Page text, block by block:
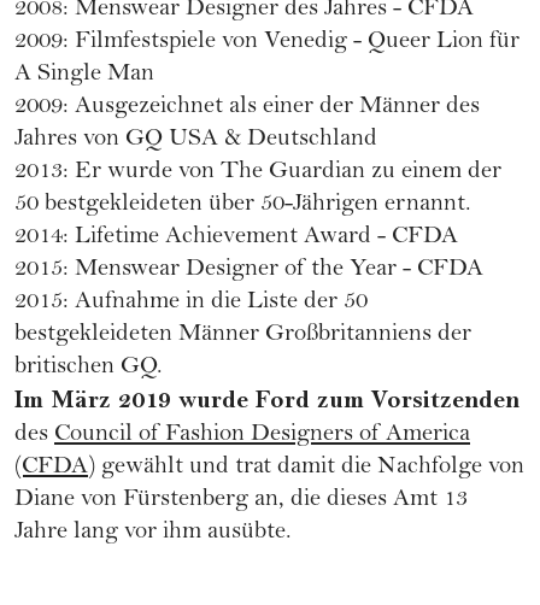
2008: Menswear Designer des Jahres - CFDA
2009: Filmfestspiele von Venedig - Queer Lion für
A Single Man
2009: Ausgezeichnet als einer der Männer des
Jahres von GQ USA & Deutschland
2013: Er wurde von The Guardian zu einem der
50 bestgekleideten über 50-Jährigen ernannt.
2014: Lifetime Achievement Award - CFDA
2015: Menswear Designer of the Year - CFDA
2015: Aufnahme in die Liste der 50
bestgekleideten Männer Großbritanniens der
britischen GQ.
Im März 2019 wurde Ford zum Vorsitzenden
des Council of Fashion Designers of America
(CFDA) gewählt und trat damit die Nachfolge von
Diane von Fürstenberg an, die dieses Amt 13
Jahre lang vor ihm ausübte.